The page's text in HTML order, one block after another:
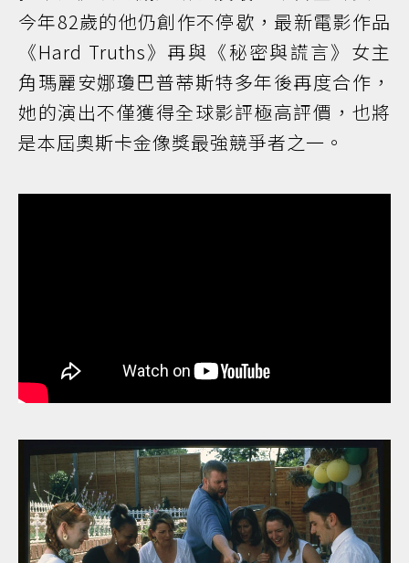
今年82歲的他仍創作不停歇，最新電影作品
《Hard Truths》再與《秘密與謊言》女主
角瑪麗安娜瓊巴普蒂斯特多年後再度合作，
她的演出不僅獲得全球影評極高評價，也將
是本屆奧斯卡金像獎最強競爭者之一。